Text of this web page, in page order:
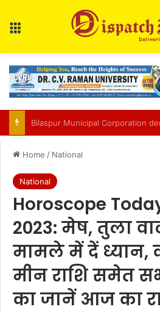
Home / National
National
Horoscope
2023: मेष, तुला
मामले में दें ध्यान,
मीन राशि समेत
का जानें आज का